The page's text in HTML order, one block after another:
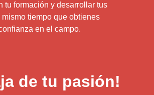
tu formación y desarrollar tus
tiempo que obtienes
en el campo.
de tu pasión!